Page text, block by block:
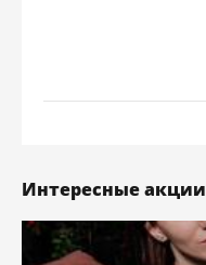
Интересные акции